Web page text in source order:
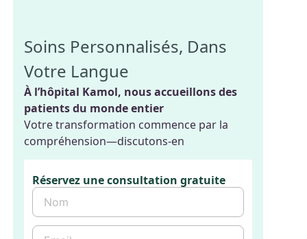
Soins Personnalisés, Dans
Votre Langue
À l’hôpital Kamol, nous accueillons des
patients du monde entier
Votre transformation commence par la
compréhension—discutons-en
Réservez une consultation gratuite